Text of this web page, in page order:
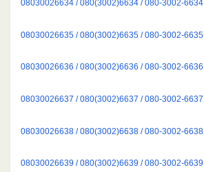
08030026634 / 080(3002)6634 / 080-3002-6634
08030026635 / 080(3002)6635 / 080-3002-6635
08030026636 / 080(3002)6636 / 080-3002-6636
08030026637 / 080(3002)6637 / 080-3002-6637
08030026638 / 080(3002)6638 / 080-3002-6638
08030026639 / 080(3002)6639 / 080-3002-6639